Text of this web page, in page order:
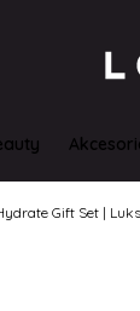
Gift Set |